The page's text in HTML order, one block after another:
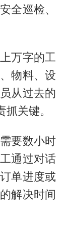
全巡检、
万字的工
物料、设
从过去的
关键。
要数小时
通过对话
单进度或
解决时间